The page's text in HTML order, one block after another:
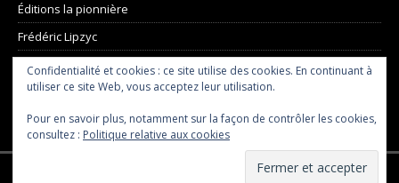
Éditions la pionnière
Frédéric Lipzyc
La Madeleine de Proust
Pôle Proust
le site de Chris Taylor
Droit d'auteur © 2026 | Thème WordPress MH Magazine parMH
Confidentialité et cookies : ce site utilise des cookies. En continuant à
utiliser ce site Web, vous acceptez leur utilisation.
Pour en savoir plus, notamment sur la façon de contrôler les cookies,
consultez : Politique relative aux cookies